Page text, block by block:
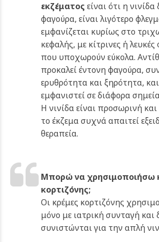
εκζέματος είναι ότι η
φαγούρα, είναι λιγότερο
εμφανίζεται κυρίως στο
κεφαλής, με κίτρινες ή λευκές
που υποχωρούν εύκολα.
προκαλεί έντονη φαγούρα,
ερυθρότητα και ξηρότητα,
εμφανιστεί σε διάφορα
Η νινίδα είναι προσωρινή
το έκζεμα συχνά απαιτεί
θεραπεία.
Μπορώ να χρησιμοποιήσω
κορτιζόνης;
Οι κρέμες κορτιζόνης
μόνο με ιατρική συνταγή και
συνιστώνται για την απλή